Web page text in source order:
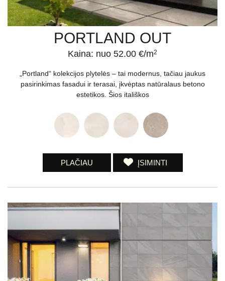
PORTLAND OUT
Kaina: nuo 52.00 €/m2
„Portland“ kolekcijos plytelės – tai modernus, tačiau jaukus
pasirinkimas fasadui ir terasai, įkvėptas natūralaus betono
estetikos. Šios itališkos
PLAČIAU ĮSIMINTI